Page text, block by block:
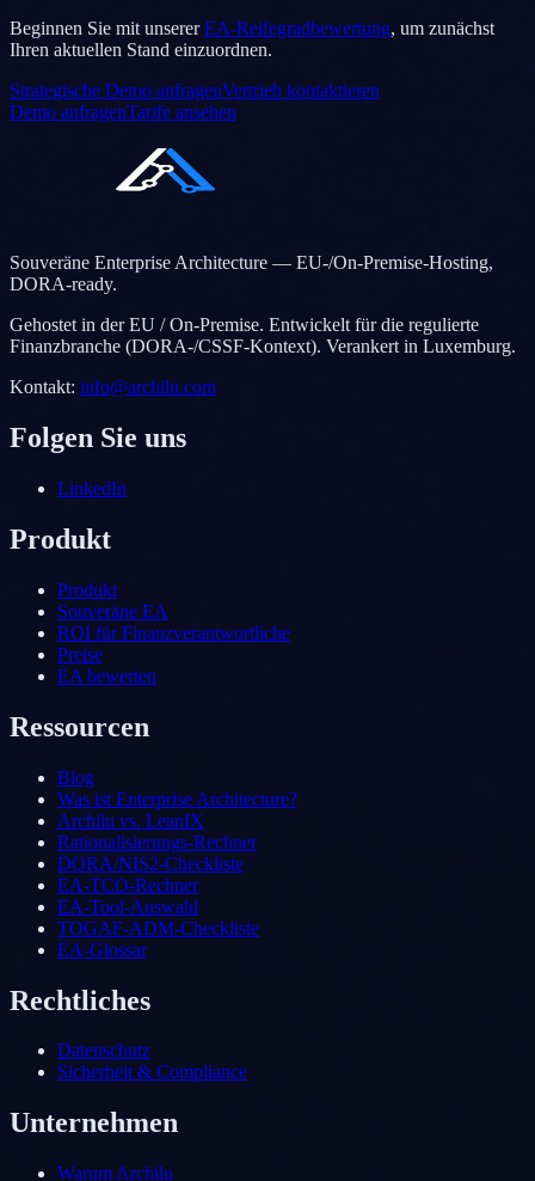
Beginnen Sie mit unsererEA-Reifegradbewertung, um zunächst
Ihren aktuellen Stand einzuordnen.
Strategische Demo anfragenVertrieb kontaktieren
Demo anfragenTarife ansehen
Souveräne Enterprise Architecture — EU-/On-Premise-Hosting,
DORA-ready.
Gehostet in der EU / On-Premise. Entwickelt für die regulierte
Finanzbranche (DORA-/CSSF-Kontext). Verankert in Luxemburg.
Kontakt: info@archilu.com
Folgen Sie uns
LinkedIn
Produkt
Produkt
Souveräne EA
ROI für Finanzverantwortliche
Preise
EA bewerten
Ressourcen
Blog
Was ist Enterprise Architecture?
Archilu vs. LeanIX
Rationalisierungs-Rechner
DORA/NIS2-Checkliste
EA-TCO-Rechner
EA-Tool-Auswahl
TOGAF-ADM-Checkliste
EA-Glossar
Rechtliches
Datenschutz
Sicherheit & Compliance
Unternehmen
Warum Archilu